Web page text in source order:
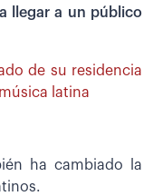
llegar a un público
de su residencia
latina
ha cambiado la